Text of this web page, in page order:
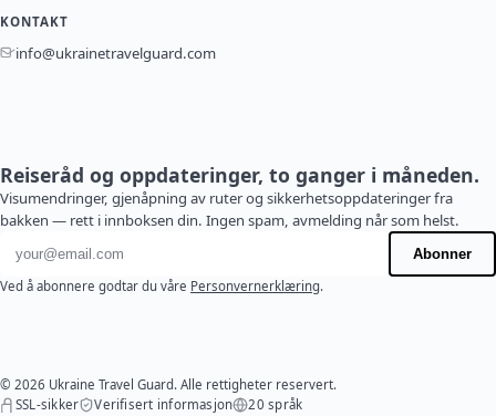
KONTAKT
info@ukrainetravelguard.com
Reiseråd og oppdateringer, to ganger i måneden.
Visumendringer, gjenåpning av ruter og sikkerhetsoppdateringer fra
bakken — rett i innboksen din. Ingen spam, avmelding når som helst.
E-postadresse
Abonner
Ved å abonnere godtar du våre Personvernerklæring.
© 2026 Ukraine Travel Guard. Alle rettigheter reservert.
SSL-sikker
Verifisert informasjon 20 språk